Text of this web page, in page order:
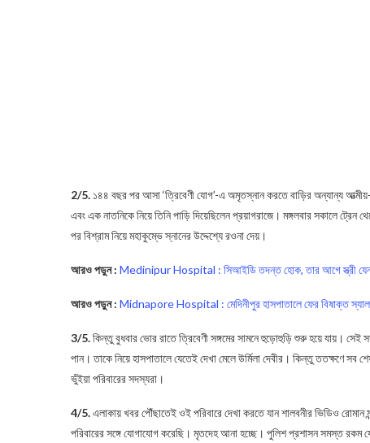
2/5. ১৪৪ বছর পর আসা ‘ত্রিবেণী যোগ’-এ অমৃতস্নান করতে বাড়ির অন্যান্য
এবং এক নাতনিকে নিয়ে তিনি পাড়ি দিয়েছিলেন প্রয়াগরাজে। মঙ্গলবার সকালে
পর বিশ্রাম নিয়ে মহাকুম্ভে স্নানের উদ্দেশ্যে রওনা দেয়।
আরও পড়ুন : Medinipur Hospital : সিআইডি তদন্ত হোক, তার আগে স্ত্রী যেন
আরও পড়ুন : Midnapore Hospital : মেদিনীপুর হাসপাতালে ফের বিষাক্ত
3/5.কিন্তু বুধবার ভোর রাতে ত্রিবেণী সঙ্গমের সামনে হুড়োহুড়ি শুরু হয়ে যায়।
পান। তাকে নিয়ে হাসপাতালে যেতেই দেখা মেলে উর্মিলা দেবীর। কিন্তু ততক্ষণে
ভুঁইয়া পরিবারের সদস্যরা।
4/5.এলাকায় খবর পৌঁছাতেই ওই পরিবারে দেখা করতে যান শালবনীর ভিডিও
পরিবারের সঙ্গে যোগাযোগ করেছি। মৃতদেহ আনা হচ্ছে। পুলিশ প্রশাসন সমস্ত রকম